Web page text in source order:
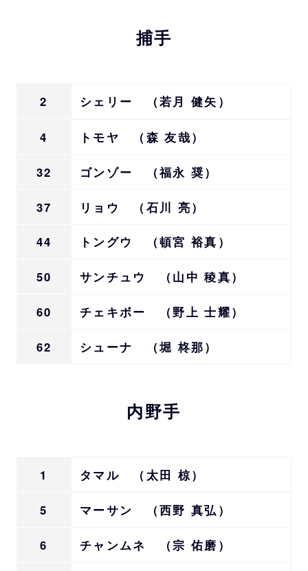
捕手
2 シェリー （若月 健矢）
4 トモヤ （森 友哉）
32 ゴンゾー （福永 奨）
37 リョウ （石川 亮）
44 トングウ （頓宮 裕真）
50 サンチュウ （山中 稜真）
60 チェキボー （野上 士耀）
62 シューナ （堀 柊那）
内野手
1 タマル （太田 椋）
5 マーサン （西野 真弘）
6 チャンムネ （宗 佑磨）